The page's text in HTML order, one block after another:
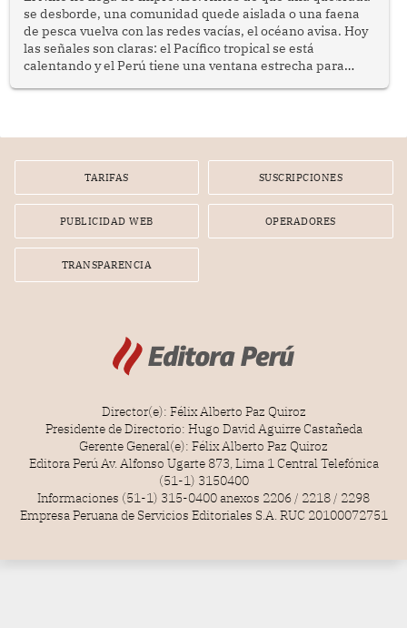
se desborde, una comunidad quede aislada o una faena
de pesca vuelva con las redes vacías, el océano avisa. Hoy
las señales son claras: el Pacífico tropical se está
calentando y el Perú tiene una ventana estrecha para
TARIFAS SUSCRIPCIONES
PUBLICIDAD WEB OPERADORES
TRANSPARENCIA
Director(e): Félix Alberto Paz Quiroz
Presidente de Directorio: Hugo David Aguirre Castañeda
Gerente General(e): Félix Alberto Paz Quiroz
Editora Perú Av. Alfonso Ugarte 873, Lima 1 Central Telefónica
(51-1) 3150400
Informaciones (51-1) 315-0400 anexos 2206 / 2218 / 2298
Empresa Peruana de Servicios Editoriales S.A. RUC 20100072751